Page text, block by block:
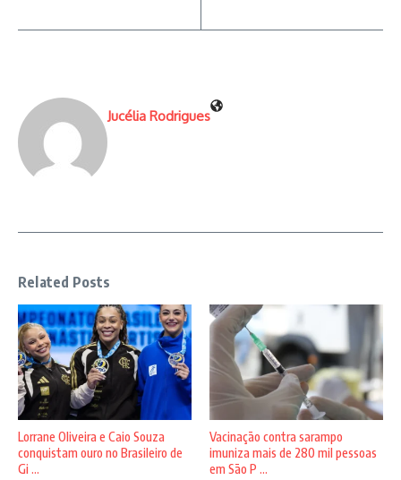
Jucélia Rodrigues
Related Posts
Lorrane Oliveira e Caio Souza
conquistam ouro no Brasileiro de
Gi ...
Vacinação contra sarampo
imuniza mais de 280 mil pessoas
em São P ...